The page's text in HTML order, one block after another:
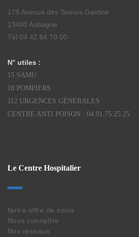
179 Avenue des Soeurs Gastine
13400 Aubagne
Tél 04 42 84 70 00
N° utiles :
15 SAMU
18 POMPIERS
112 URGENCES GÉNÉRALES
CENTRE ANTI POISON : 04.91.75.25.25
Le Centre Hospitalier
Notre offre de soins
Nous connaître
Nos réseaux